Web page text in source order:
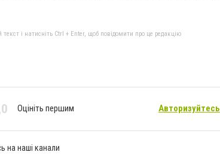
і натисніть Ctrl + Enter, щоб повідомити про це редакцію
Оцініть першим Авторизуйтесь
на наші канали